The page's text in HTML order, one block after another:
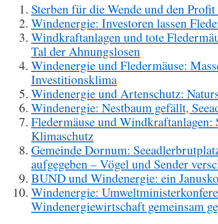
Sterben für die Wende und den
Windenergie: Investoren lassen
Windkraftanlagen und tote
Tal der Ahnungslosen
Windenergie und Fledermäuse:
Investitionsklima
Windenergie und Artenschutz:
Windenergie: Nestbaum gefällt,
Fledermäuse und Windkraftanlagen:
Klimaschutz
Gemeinde Dornum:
aufgegeben – Vögel und Sender
BUND und Windenergie: ein
Windenergie:
Windenergiewirtschaft gemeinsam